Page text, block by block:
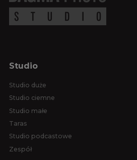
Studio
Studio duże
Studio ciemne
Studio małe
Taras
Studio podcastowe
Zespół